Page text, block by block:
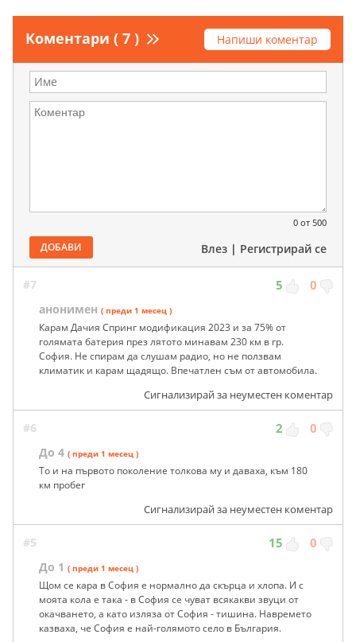
Коментари ( 7 ) Напиши коментар
0 от 500
ДОБАВИ Влез | Регистрирай се
#7 5 0
анонимен ( преди 1 месец )
Карам Дачия Спринг модификация 2023 и за 75% от
голямата батерия през лятото минавам 230 км в гр.
София. Не спирам да слушам радио, но не ползвам
климатик и карам щадящо. Впечатлен съм от автомобила.
Сигнализирай за неуместен коментар
#6 2 0
До 4 ( преди 1 месец )
То и на първото поколение толкова му и даваха, към 180
км пробег
Сигнализирай за неуместен коментар
#5 15 0
До 1 ( преди 1 месец )
Щом се кара в София е нормално да скърца и хлопа. И с
моята кола е така - в София се чуват всякакви звуци от
окачването, а като изляза от София - тишина. Навремето
казваха, че София е най-голямото село в България.